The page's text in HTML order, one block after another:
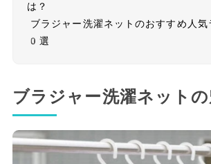
は？
ブラジャー洗濯ネットのおすすめ人
0選
ブラジャー洗濯ネット